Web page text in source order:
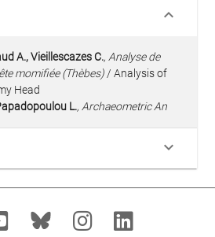
keyboard_arrow_down
A., Vieillescazes C., Analyse de
momifiée (Thèbes) / Analysis of
Head
L., Archaeometric An
keyboard_arrow_down